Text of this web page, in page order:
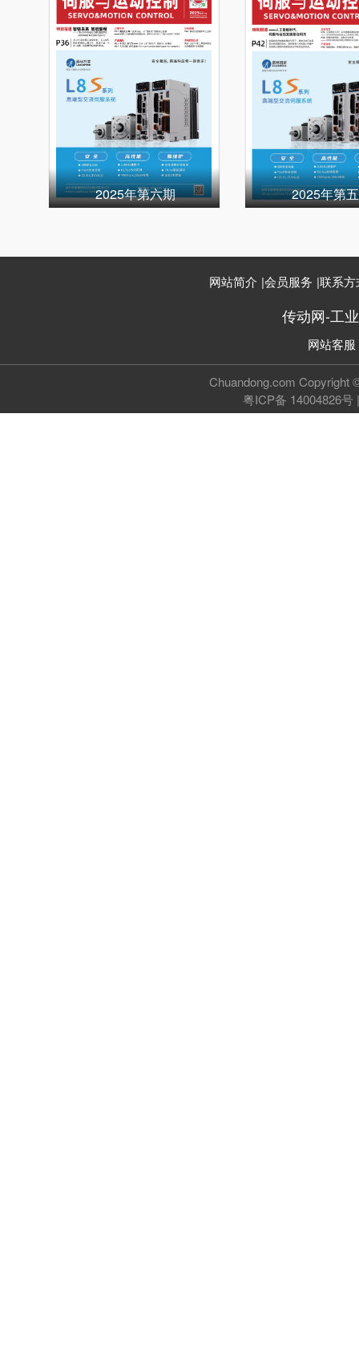
2025年第六期 2025年第
网站简介 |会员服务 |联系方
传动网-工
网站客服
Chuandong.com Copyright
粤ICP备 14004826号